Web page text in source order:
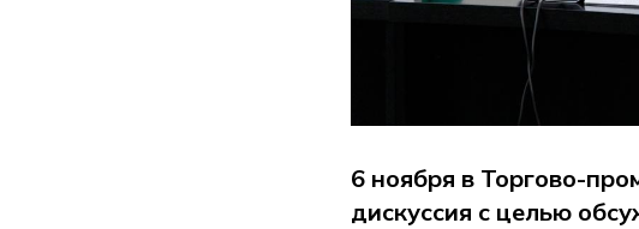
6 ноября в Торгово-
дискуссия с целью